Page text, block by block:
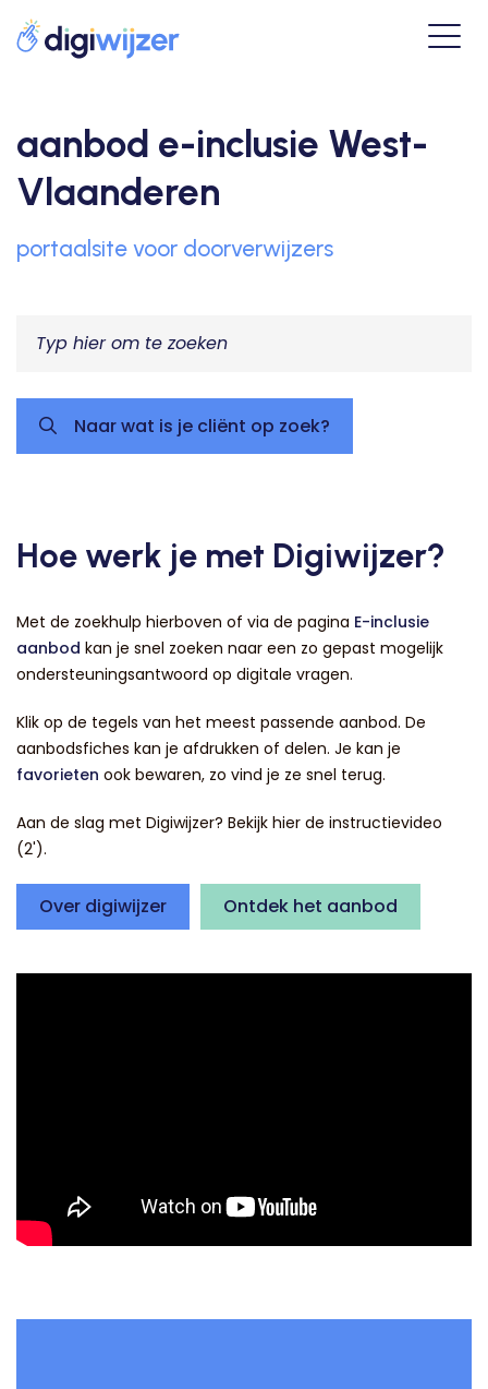
aanbod e-inclusie West-
Vlaanderen
portaalsite voor doorverwijzers
Naar wat is je cliënt op zoek?
Hoe werk je met Digiwijzer?
Met de zoekhulp hierboven of via de pagina E-inclusie
aanbod kan je snel zoeken naar een zo gepast mogelijk
ondersteuningsantwoord op digitale vragen.
Klik op de tegels van het meest passende aanbod. De
aanbodsfiches kan je afdrukken of delen. Je kan je
favorieten ook bewaren, zo vind je ze snel terug.
Aan de slag met Digiwijzer? Bekijk hier de instructievideo
(2').
Over digiwijzer Ontdek het aanbod